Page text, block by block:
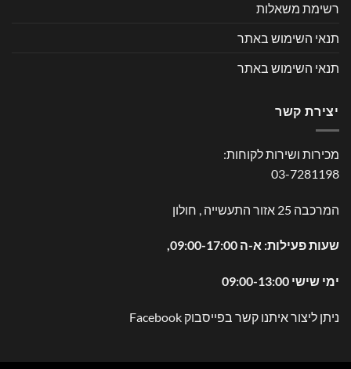
רשימת משאלות
תנאי השימוש באתר
תנאי השימוש באתר
יצירת קשר
מכירות ושירות לקוחות:
03-7281198
המרכבה 25 אזור התעשייה , חולון
שעות פעילות: א-ה 09:00-17:00,
ימי שישי 09:00-13:00
ניתן ליצור איתנו קשר בפייסבוק Facebook